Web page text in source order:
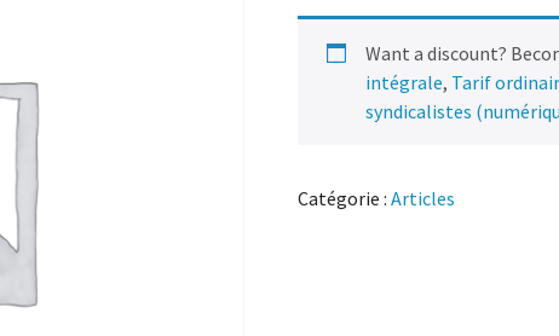
Want a discount?
intégrale, Tarif
syndicalistes
Catégorie :Articles